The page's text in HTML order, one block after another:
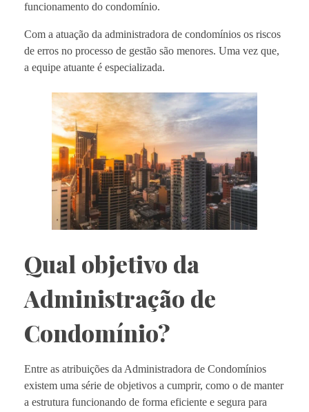
funcionamento do condomínio.
Com a atuação da administradora de condomínios os riscos
de erros no processo de gestão são menores. Uma vez que,
a equipe atuante é especializada.
Qual objetivo da
Administração de
Condomínio?
Entre as atribuições da Administradora de Condomínios
existem uma série de objetivos a cumprir, como o de manter
a estrutura funcionando de forma eficiente e segura para